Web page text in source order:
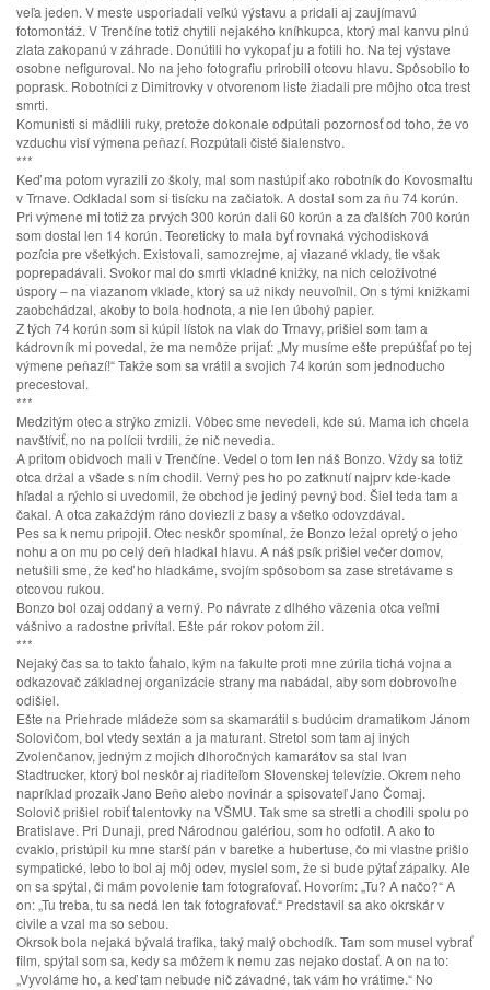
veľa jeden. V meste usporiadali veľkú výstavu a pridali aj zaujímavú
fotomontáž. V Trenčíne totiž chytili nejakého kníhkupca, ktorý mal kanvu plnú
zlata zakopanú v záhrade. Donútili ho vykopať ju a fotili ho. Na tej výstave
osobne nefiguroval. No na jeho fotografiu prirobili otcovu hlavu. Spôsobilo to
poprask. Robotníci z Dimitrovky v otvorenom liste žiadali pre môjho otca trest
smrti.
Komunisti si mädlili ruky, pretože dokonale odpútali pozornosť od toho, že vo
vzduchu visí výmena peňazí. Rozpútali čisté šialenstvo.
***
Keď ma potom vyrazili zo školy, mal som nastúpiť ako robotník do Kovosmaltu
v Trnave. Odkladal som si tisícku na začiatok. A dostal som za ňu 74 korún.
Pri výmene mi totiž za prvých 300 korún dali 60 korún a za ďalších 700 korún
som dostal len 14 korún. Teoreticky to mala byť rovnaká východisková
pozícia pre všetkých. Existovali, samozrejme, aj viazané vklady, tie však
poprepadávali. Svokor mal do smrti vkladné knižky, na nich celoživotné
úspory – na viazanom vklade, ktorý sa už nikdy neuvoľnil. On s tými knižkami
zaobchádzal, akoby to bola hodnota, a nie len úbohý papier.
Z tých 74 korún som si kúpil lístok na vlak do Trnavy, prišiel som tam a
kádrovník mi povedal, že ma nemôže prijať: „My musíme ešte prepúšťať po tej
výmene peňazí!“ Takže som sa vrátil a svojich 74 korún som jednoducho
precestoval.
***
Medzitým otec a strýko zmizli. Vôbec sme nevedeli, kde sú. Mama ich chcela
navštíviť, no na polícii tvrdili, že nič nevedia.
A pritom obidvoch mali v Trenčíne. Vedel o tom len náš Bonzo. Vždy sa totiž
otca držal a všade s ním chodil. Verný pes ho po zatknutí najprv kde-kade
hľadal a rýchlo si uvedomil, že obchod je jediný pevný bod. Šiel teda tam a
čakal. A otca zakaždým ráno doviezli z basy a všetko odovzdával.
Pes sa k nemu pripojil. Otec neskôr spomínal, že Bonzo ležal opretý o jeho
nohu a on mu po celý deň hladkal hlavu. A náš psík prišiel večer domov,
netušili sme, že keď ho hladkáme, svojím spôsobom sa zase stretávame s
otcovou rukou.
Bonzo bol ozaj oddaný a verný. Po návrate z dlhého väzenia otca veľmi
vášnivo a radostne privítal. Ešte pár rokov potom žil.
***
Nejaký čas sa to takto ťahalo, kým na fakulte proti mne zúrila tichá vojna a
odkazovač základnej organizácie strany ma nabádal, aby som dobrovoľne
odišiel.
Ešte na Priehrade mládeže som sa skamarátil s budúcim dramatikom Jánom
Solovičom, bol vtedy sextán a ja maturant. Stretol som tam aj iných
Zvolenčanov, jedným z mojich dlhoročných kamarátov sa stal Ivan
Stadtrucker, ktorý bol neskôr aj riaditeľom Slovenskej televízie. Okrem neho
napríklad prozaik Jano Beňo alebo novinár a spisovateľ Jano Čomaj.
Solovič prišiel robiť talentovky na VŠMU. Tak sme sa stretli a chodili spolu po
Bratislave. Pri Dunaji, pred Národnou galériou, som ho odfotil. A ako to
cvaklo, pristúpil ku mne starší pán v baretke a hubertuse, čo mi vlastne prišlo
sympatické, lebo to bol aj môj odev, myslel som, že si bude pýtať zápalky. Ale
on sa spýtal, či mám povolenie tam fotografovať. Hovorím: „Tu? A načo?“ A
on: „Tu treba, tu sa nedá len tak fotografovať.“ Predstavil sa ako okrskár v
civile a vzal ma so sebou.
Okrsok bola nejaká bývalá trafika, taký malý obchodík. Tam som musel vybrať
film, spýtal som sa, kedy sa môžem k nemu zas nejako dostať. A on na to:
„Vyvoláme ho, a keď tam nebude nič závadné, tak vám ho vrátime.“ No